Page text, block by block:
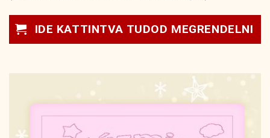
IDE KATTINTVA TUDOD MEGRENDELNI